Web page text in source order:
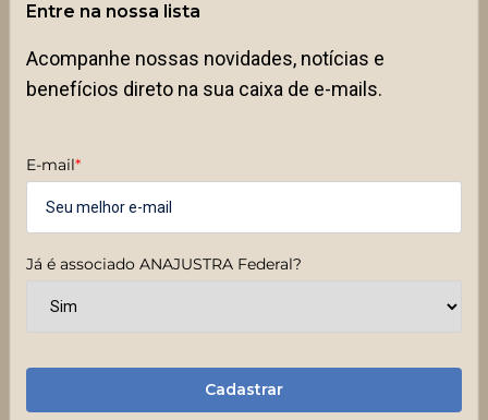
Entre na nossa lista
Acompanhe nossas novidades, notícias e
benefícios direto na sua caixa de e-mails.
E-mail*
Já é associado ANAJUSTRA Federal?
Cadastrar